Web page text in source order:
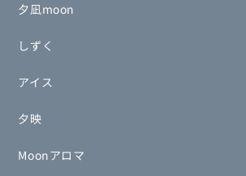
夕凪moon
しずく
アイス
夕映
Moonアロマ